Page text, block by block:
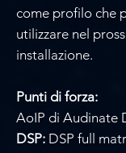
come profilo che
utilizzare nel
installazione.
Punti di forza:
AoIP di Audinate
DSP: DSP full